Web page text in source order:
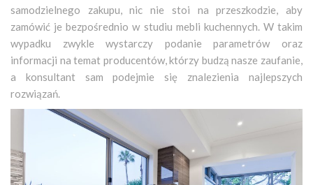
samodzielnego zakupu, nic nie stoi na przeszkodzie, aby
zamówić je bezpośrednio w studiu mebli kuchennych. W takim
wypadku zwykle wystarczy podanie parametrów oraz
informacji na temat producentów, którzy budzą nasze zaufanie,
a konsultant sam podejmie się znalezienia najlepszych
rozwiązań.